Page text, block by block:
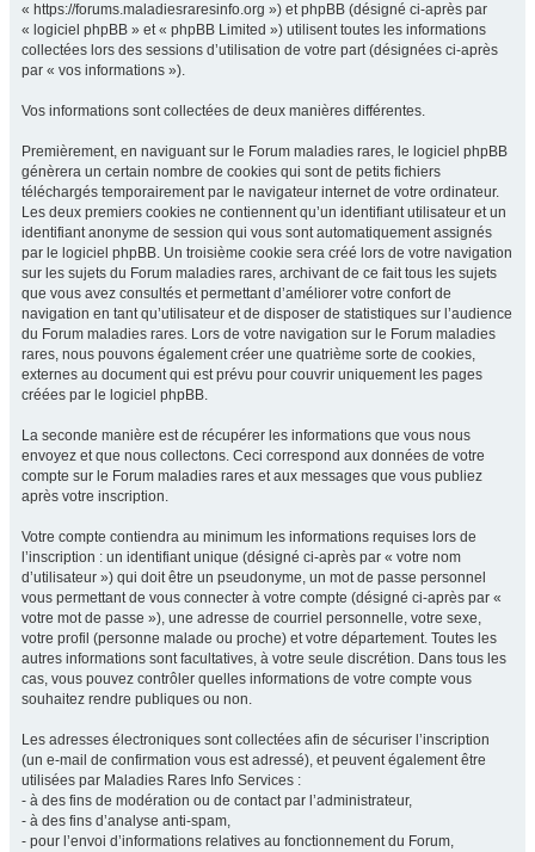
« https://forums.maladiesraresinfo.org ») et phpBB (désigné ci-après par
« logiciel phpBB » et « phpBB Limited ») utilisent toutes les informations
collectées lors des sessions d’utilisation de votre part (désignées ci-après
par « vos informations »).
Vos informations sont collectées de deux manières différentes.
Premièrement, en naviguant sur le Forum maladies rares, le logiciel phpBB
génèrera un certain nombre de cookies qui sont de petits fichiers
téléchargés temporairement par le navigateur internet de votre ordinateur.
Les deux premiers cookies ne contiennent qu’un identifiant utilisateur et un
identifiant anonyme de session qui vous sont automatiquement assignés
par le logiciel phpBB. Un troisième cookie sera créé lors de votre navigation
sur les sujets du Forum maladies rares, archivant de ce fait tous les sujets
que vous avez consultés et permettant d’améliorer votre confort de
navigation en tant qu’utilisateur et de disposer de statistiques sur l’audience
du Forum maladies rares. Lors de votre navigation sur le Forum maladies
rares, nous pouvons également créer une quatrième sorte de cookies,
externes au document qui est prévu pour couvrir uniquement les pages
créées par le logiciel phpBB.
La seconde manière est de récupérer les informations que vous nous
envoyez et que nous collectons. Ceci correspond aux données de votre
compte sur le Forum maladies rares et aux messages que vous publiez
après votre inscription.
Votre compte contiendra au minimum les informations requises lors de
l’inscription : un identifiant unique (désigné ci-après par « votre nom
d’utilisateur ») qui doit être un pseudonyme, un mot de passe personnel
vous permettant de vous connecter à votre compte (désigné ci-après par «
votre mot de passe »), une adresse de courriel personnelle, votre sexe,
votre profil (personne malade ou proche) et votre département. Toutes les
autres informations sont facultatives, à votre seule discrétion. Dans tous les
cas, vous pouvez contrôler quelles informations de votre compte vous
souhaitez rendre publiques ou non.
Les adresses électroniques sont collectées afin de sécuriser l’inscription
(un e-mail de confirmation vous est adressé), et peuvent également être
utilisées par Maladies Rares Info Services :
- à des fins de modération ou de contact par l’administrateur,
- à des fins d’analyse anti-spam,
- pour l’envoi d’informations relatives au fonctionnement du Forum,